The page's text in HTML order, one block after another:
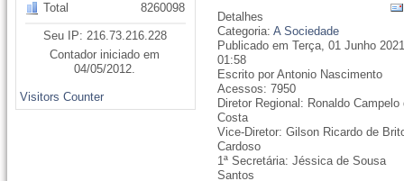
Total
8260098
Seu IP: 216.73.216.228
Contador iniciado em
04/05/2012.
Visitors Counter
Detalhes
Categoria:A Sociedade
Publicado em Terça, 01 Junho
01:58
Escrito por Antonio Nascimento
Acessos: 7950
Diretor Regional: Ronaldo Campelo
Costa
Vice-Diretor: Gilson Ricardo de
Cardoso
1ª Secretária: Jéssica de Sousa
Santos